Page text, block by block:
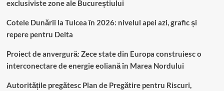
exclusiviste zone ale Bucureștiului
Cotele Dunării la Tulcea în 2026: nivelul apei azi, grafic și
repere pentru Delta
Proiect de anvergură: Zece state din Europa construiesc o
interconectare de energie eoliană în Marea Nordului
Autoritățile pregătesc Plan de Pregătire pentru Riscuri,